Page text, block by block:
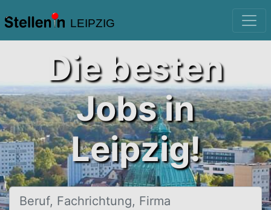
LEIPZIG
Die besten
Jobs in
Leipzig!
Beruf, Fachrichtung, Firma